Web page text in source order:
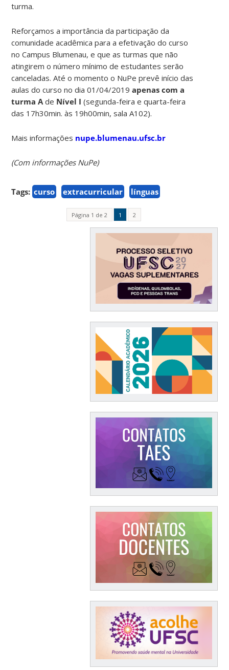
turma.
Reforçamos a importância da participação da
comunidade acadêmica para a efetivação do curso
no Campus Blumenau, e que as turmas que não
atingirem o número mínimo de estudantes serão
canceladas. Até o momento o NuPe prevê início das
aulas do curso no dia 01/04/2019apenas com a
turma A de Nível I(segunda-feira e quarta-feira
das 17h30min. às 19h00min, sala A102).
Mais informações nupe.blumenau.ufsc.br
(Com informações NuPe)
Tags: curso extracurricular línguas
Página 1 de 2 1 2